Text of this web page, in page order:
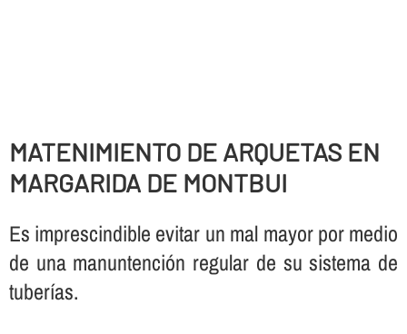
MATENIMIENTO DE ARQUETAS EN
MARGARIDA DE MONTBUI
Es imprescindible evitar un mal mayor por medio
de una manuntención regular de su sistema de
tuberí­as.